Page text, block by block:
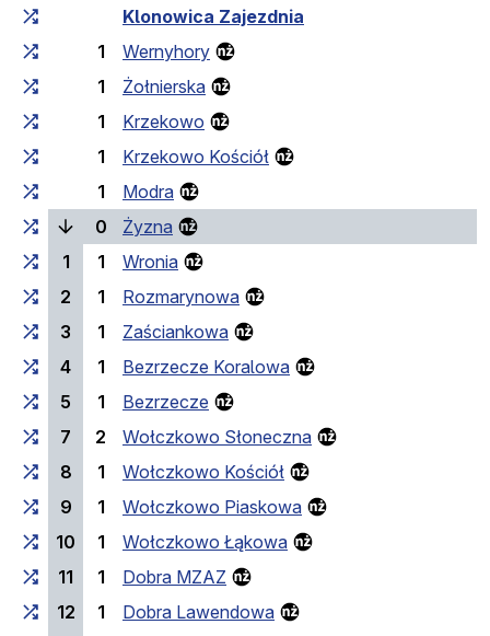
Загальний час у дорозі Час у дорозі між
Klonowica Zajezdnia
1
Wernyhory
1
Żołnierska
1
Krzekowo
1
Krzekowo Kościół
1
Modra
0
Żyzna
1
1
Wronia
2
1
Rozmarynowa
3
1
Zaściankowa
4
1
Bezrzecze Koralowa
5
1
Bezrzecze
7
2
Wołczkowo Słoneczna
8
1
Wołczkowo Kościół
9
1
Wołczkowo Piaskowa
10
1
Wołczkowo Łąkowa
11
1
Dobra MZAZ
12
1
Dobra Lawendowa